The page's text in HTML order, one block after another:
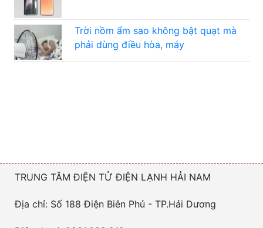
Trời nồm ẩm sao không bật quạt mà
phải dùng điều hòa, máy
TRUNG TÂM ĐIỆN TỬ ĐIỆN LẠNH HẢI NAM
Địa chỉ: Số 188 Điện Biên Phủ - TP.Hải Dương